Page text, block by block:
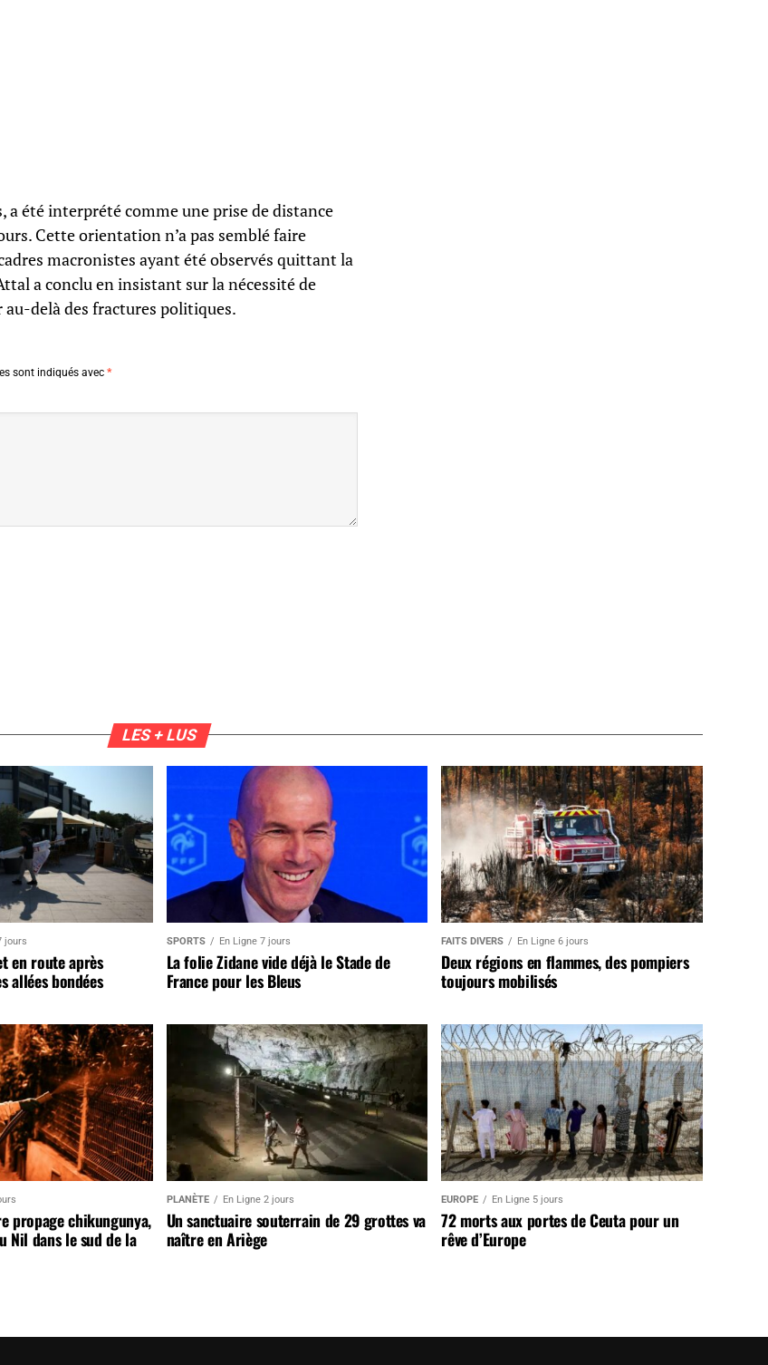
a été interprété comme une prise de distance
Cette orientation n’a pas semblé faire
macronistes ayant été observés quittant la
a conclu en insistant sur la nécessité de
delà des fractures politiques.
sont indiqués avec *
LES + LUS
jours
en route après
allées bondées
SPORTS En Ligne 7 jours
La folie Zidane vide déjà le Stade de
France pour les Bleus
FAITS DIVERS En Ligne 6 jours
Deux régions en flammes, des pompiers
toujours mobilisés
propage chikungunya,
Nil dans le sud de la
PLANÈTE En Ligne 2 jours
Un sanctuaire souterrain de 29 grottes va
naître en Ariège
EUROPE En Ligne 5 jours
72 morts aux portes de Ceuta pour un
rêve d’Europe